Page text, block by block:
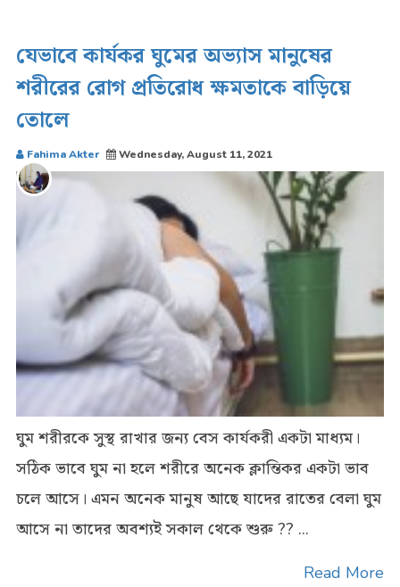
যেভাবে কার্যকর ঘুমের অভ্যাস মানুষের
শরীরের রোগ প্রতিরোধ ক্ষমতাকে বাড়িয়ে
তোলে
Fahima Akter Wednesday, August 11, 2021
ঘুম শরীরকে সুস্থ রাখার জন্য বেস কার্যকরী একটা মাধ্যম।
সঠিক ভাবে ঘুম না হলে শরীরে অনেক ক্লান্তিকর একটা ভাব
চলে আসে। এমন অনেক মানুষ আছে যাদের রাতের বেলা ঘুম
আসে না তাদের অবশ্যই সকাল থেকে শুরু ?? ...
Read More